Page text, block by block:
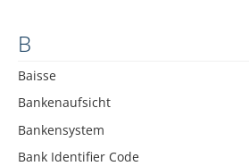
B
Baisse
Bankenaufsicht
Bankensystem
Bank Identifier Code